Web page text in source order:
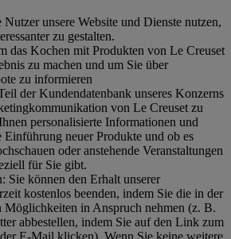
unsere Website und Dienste nutzen,
zu gestalten.
das Kochen mit Produkten von Le Creuset
zu machen und um Sie über
zu informieren
der Kundendatenbank unseres Konzerns
von Le Creuset zu
personalisierte Informationen und
neuer Produkte und ob es
oder anstehende Veranstaltungen
für Sie gibt.
Sie können den Erhalt unserer
kostenlos beenden, indem Sie die in der
Möglichkeiten in Anspruch nehmen (z. B.
abbestellen, indem Sie auf den Link zum
E-Mail klicken). Wenn Sie keine weitere